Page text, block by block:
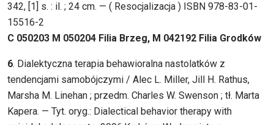
342, [1] s. : il. ; 24 cm. — ( Resocjalizacja ) ISBN 978-83-01-
15516-2
C 050203 M 050204 Filia Brzeg, M 042192 Filia Grodków
6. Dialektyczna terapia behawioralna nastolatków z
tendencjami samobójczymi / Alec L. Miller, Jill H. Rathus,
Marsha M. Linehan ; przedm. Charles W. Swenson ; tł. Marta
Kapera. — Tyt. oryg.: Dialectical behavior therapy with